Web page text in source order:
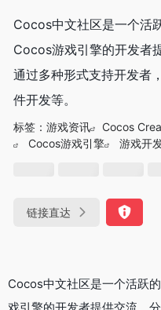
Cocos中文社区是一个活
Cocos游戏引擎的开发者
通过多种形式支持开发者
件开发等‌。
标签： 游戏资讯 Cocos
Cocos游戏引擎
游戏开
链接直达
Cocos中文社区是一个活跃